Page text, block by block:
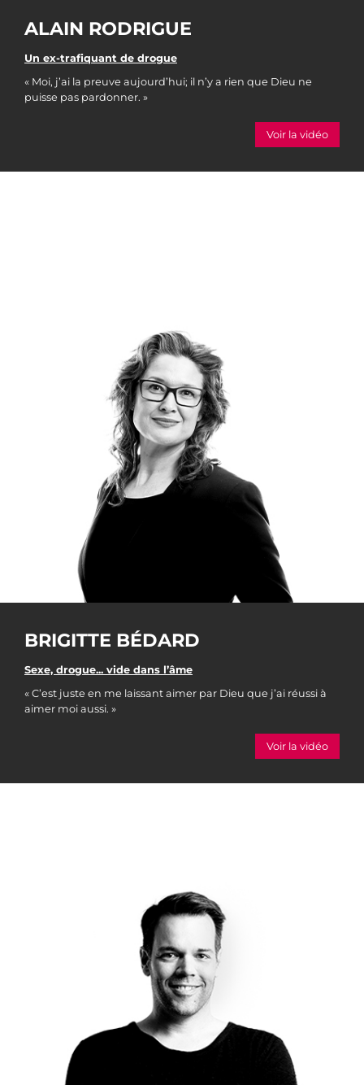
ALAIN RODRIGUE
Un ex-trafiquant de drogue
« Moi, j’ai la preuve aujourd’hui; il n’y a rien que Dieu ne
puisse pas pardonner. »
Voir la vidéo
BRIGITTE BÉDARD
Sexe, drogue... vide dans l’âme
« C’est juste en me laissant aimer par Dieu que j’ai réussi à
aimer moi aussi. »
Voir la vidéo